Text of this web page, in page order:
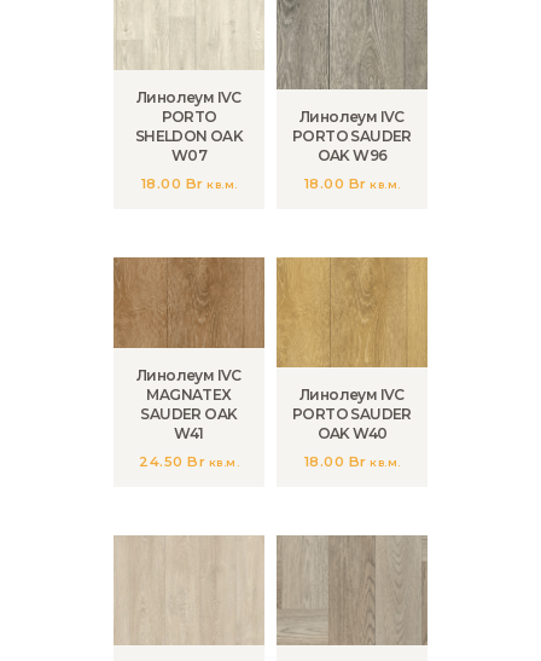
СТАТЬИ
Линолеум IVC
PORTO
SHELDON OAK
W07
18.00 Br кв.м.
Линолеум IVC
PORTO SAUDER
OAK W96
18.00 Br кв.м.
Линолеум IVC
MAGNATEX
SAUDER OAK
W41
24.50 Br кв.м.
Линолеум IVC
PORTO SAUDER
OAK W40
18.00 Br кв.м.